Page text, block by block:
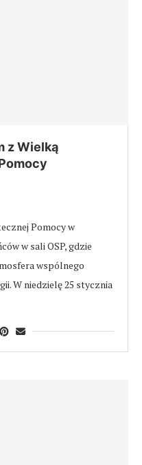
z Wielką
Pomocy w
w sali OSP, gdzie
wspólnego
W niedzielę 25 stycznia